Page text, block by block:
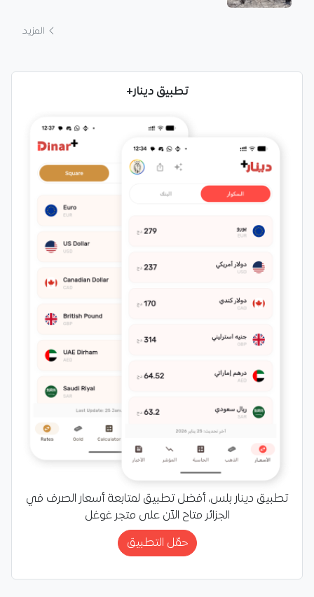
المزيد
تطبيق دينار+
تطبيق دينار بلس، أفضل تطبيق لمتابعة أسعار الصرف في
الجزائر متاح الآن على متجر غوغل
حمّل التطبيق